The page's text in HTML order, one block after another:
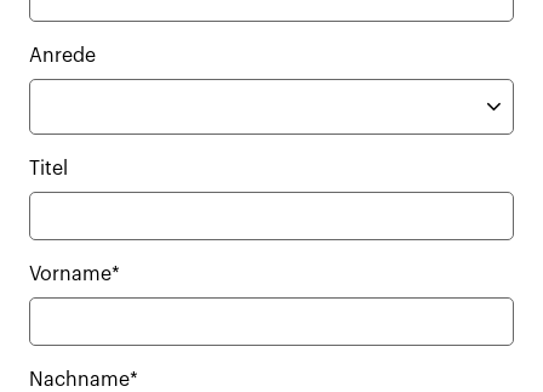
Anrede
Titel
Vorname*
Nachname*